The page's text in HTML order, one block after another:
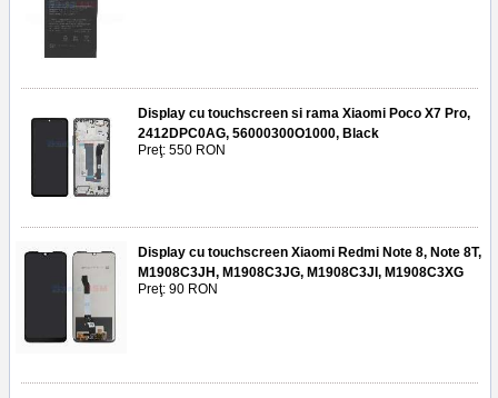
Display cu touchscreen si rama Xiaomi Poco X7 Pro,
2412DPC0AG, 56000300O1000, Black
Preţ: 550 RON
Display cu touchscreen Xiaomi Redmi Note 8, Note 8T,
M1908C3JH, M1908C3JG, M1908C3JI, M1908C3XG
Preţ: 90 RON